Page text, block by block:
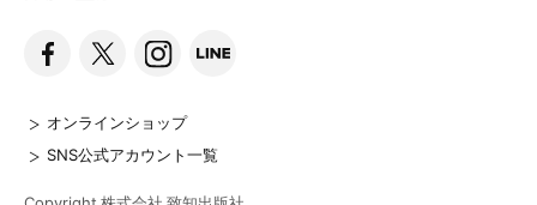
オンラインショップ
SNS公式アカウント一覧